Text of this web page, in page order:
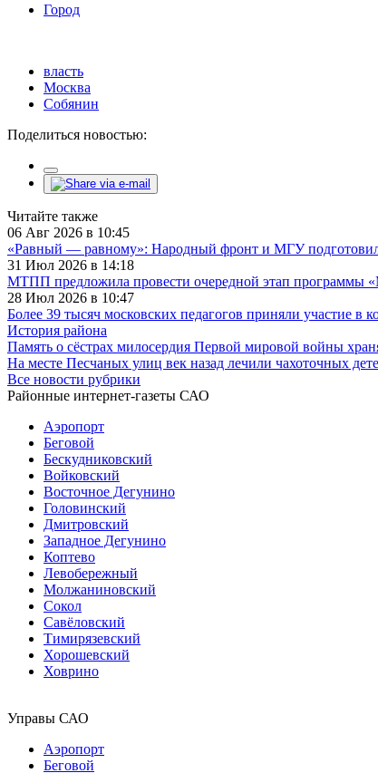
Город
власть
Москва
Собянин
Поделиться новостью:
Читайте также
06 Авг 2026 в 10:45
«Равный — равному»: Народный фронт и МГУ
31 Июл 2026 в 14:18
МТПП предложила провести очередной этап программы
28 Июл 2026 в 10:47
Более 39 тысяч московских педагогов приняли участие в
История района
Память о сёстрах милосердия Первой мировой войны
На месте Песчаных улиц век назад лечили чахоточных
Все новости рубрики
Районные интернет-газеты САО
Аэропорт
Беговой
Бескудниковский
Войковский
Восточное Дегунино
Головинский
Дмитровский
Западное Дегунино
Коптево
Левобережный
Молжаниновский
Сокол
Савёловский
Тимирязевский
Хорошевский
Ховрино
Управы САО
Аэропорт
Беговой